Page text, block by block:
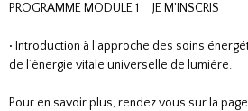
PROGRAMME MODULE 1 JE M'INSCRIS
• Introduction à l’approche des soins
de l’énergie vitale universelle de lumière.
Pour en savoir plus, rendez vous sur la